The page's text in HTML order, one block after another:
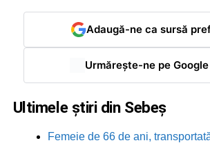
Adaugă-ne ca sursă
Urmărește-ne pe
Ultimele știri din Sebeș
Femeie de 66 de ani,